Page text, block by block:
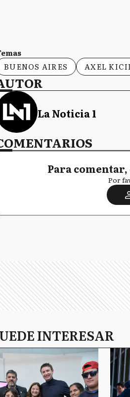
BUENOS AIRES
AXEL
La Noticia 1
Para
Por
INTERESAR